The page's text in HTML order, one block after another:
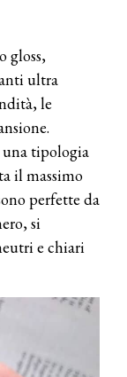
gloss,
ultra
le
tipologia
il massimo
perfette da
si
e chiari